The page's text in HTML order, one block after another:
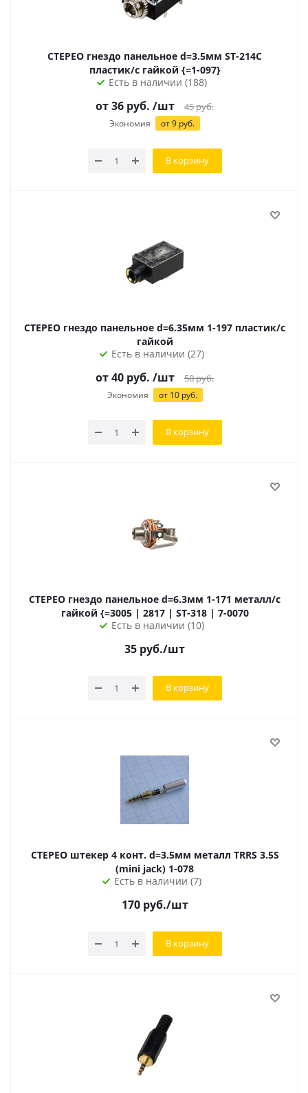
СТЕРЕО гнездо панельное d=3.5мм ST-214C
пластик/с гайкой {=1-097}
Есть в наличии (188)
от36 руб. /шт 45руб.
Экономия от9 руб.
В корзину
СТЕРЕО гнездо панельное d=6.35мм 1-197 пластик/с
гайкой
Есть в наличии (27)
от40 руб. /шт 50руб.
Экономия от 10руб.
В корзину
СТЕРЕО гнездо панельное d=6.3мм 1-171 металл/с
гайкой {=3005 | 2817 | ST-318 | 7-0070
Есть в наличии (10)
35 руб./шт
В корзину
СТЕРЕО штекер 4 конт. d=3.5мм металл TRRS 3.5S
(mini jack) 1-078
Есть в наличии (7)
170руб./шт
В корзину